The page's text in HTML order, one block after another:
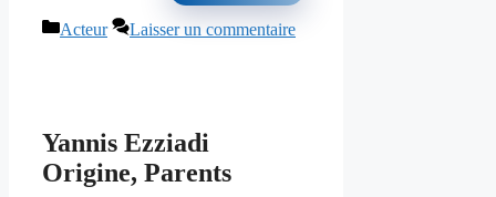
Catégories
Acteur Laisser un commentaire
Yannis Ezziadi
Origine, Parents